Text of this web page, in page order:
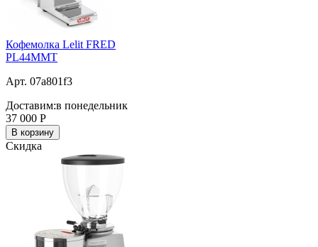
Кофемолка Lelit FRED
PL44MMT
Арт. 07a801f3
Доставим:в понедельник
37 000 Р
В корзину
Скидка